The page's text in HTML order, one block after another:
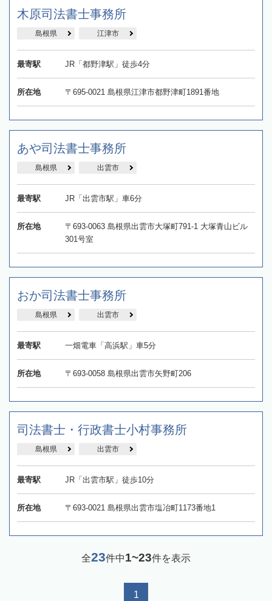
木原司法書士事務所
島根県 江津市
最寄駅 JR「都野津駅」徒歩4分
所在地 〒695-0021 島根県江津市都野津町1891番地
あや司法書士事務所
島根県 出雲市
最寄駅 JR「出雲市駅」車6分
所在地
〒693-0063 島根県出雲市大塚町791‐1 大塚青山ビル
301号室
おか司法書士事務所
島根県 出雲市
最寄駅 一畑電車「高浜駅」車5分
所在地 〒693-0058 島根県出雲市矢野町206
司法書士・行政書士小村事務所
島根県 出雲市
最寄駅 JR「出雲市駅」徒歩10分
所在地 〒693-0021 島根県出雲市塩冶町1173番地1
全23件中1~23件を表示
1